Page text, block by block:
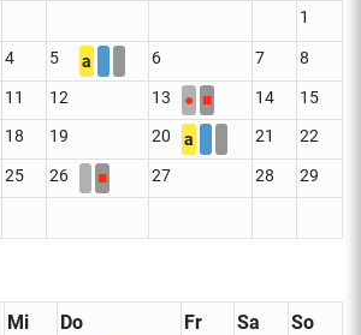
1
4 5 a 6 7 8
11 12 13 ● ■ 14
15
18 19 20 a 21 22
25 26 ■ 27 28
29
Mi Do Fr Sa So